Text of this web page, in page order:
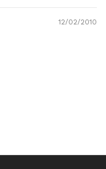
12/02/2010